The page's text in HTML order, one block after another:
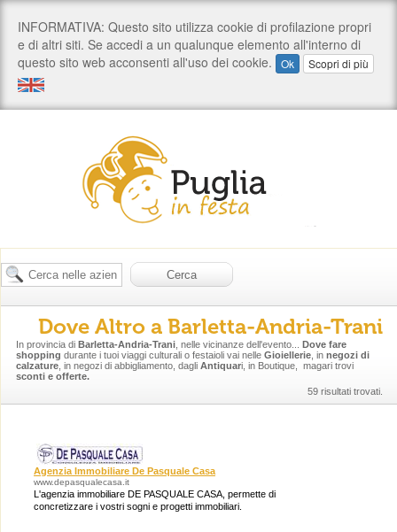
Dove Altro a Barletta-Andria-Trani
In provincia di Barletta-Andria-Trani , nelle vicinanze dell'evento... Dove fare
shopping durante i tuoi viaggi culturali o festaioli vai nelle Gioiellerie , in negozi di
calzature , in negozi di abbigliamento, dagli Antiquari, in Boutique, magari trovi
sconti e offerte.
59 risultati trovati.
Agenzia Immobiliare De Pasquale Casa
www.depasqualecasa.it
L'agenzia immobiliare DE PASQUALE CASA, permette di
concretizzare i vostri sogni e progetti immobiliari.